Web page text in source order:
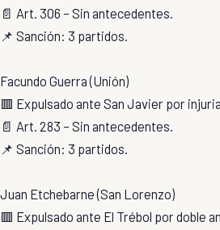
📄 Art. 306 – Sin antecedentes.
📌 Sanción: 3 partidos.
Facundo Guerra (Unión)
🟥 Expulsado ante San Javier por
📄 Art. 283 – Sin antecedentes.
📌 Sanción: 3 partidos.
Juan Etchebarne (San Lorenzo)
🟥 Expulsado ante El Trébol por doble